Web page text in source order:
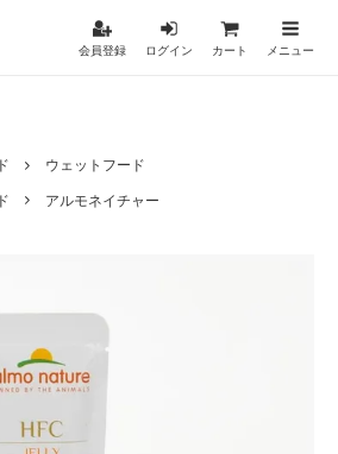
会員登録 ログイン カート メニュー
ウェットフード
アルモネイチャー